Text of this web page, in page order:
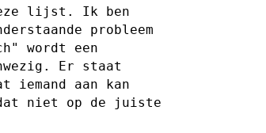
lijst. Ik ben
probleem
wordt een
Er staat
iemand aan kan
niet op de juiste